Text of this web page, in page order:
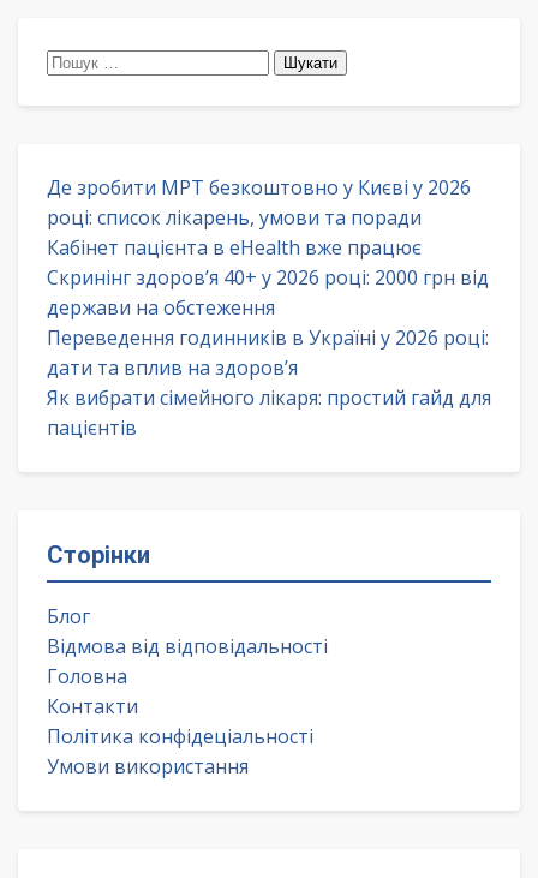
Пошук:
Де зробити МРТ безкоштовно у Києві у 2026
році: список лікарень, умови та поради
Кабінет пацієнта в eHealth вже працює
Скринінг здоров’я 40+ у 2026 році: 2000 грн від
держави на обстеження
Переведення годинників в Україні у 2026 році:
дати та вплив на здоров’я
Як вибрати сімейного лікаря: простий гайд для
пацієнтів
Сторінки
Блог
Відмова від відповідальності
Головна
Контакти
Політика конфідеціальності
Умови використання